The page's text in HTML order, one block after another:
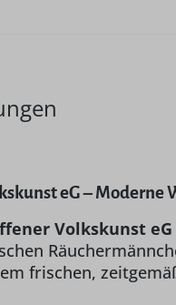
eG – Moderne
Volkskunst eG
frischen,